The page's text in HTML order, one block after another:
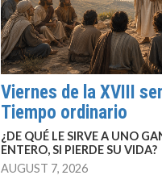
Viernes de la XVIII
Tiempo ordinario
¿DE QUÉ LE SIRVE A UNO
ENTERO, SI PIERDE SU VIDA?
AUGUST 7, 2026